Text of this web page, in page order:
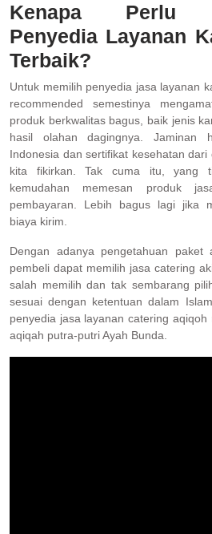
Kenapa Perlu
Penyedia Layanan
Terbaik?
Untuk memilih penyedia jasa layanan
recommended semestinya
produk berkwalitas bagus, baik jenis
hasil olahan dagingnya. Jaminan
Indonesia dan sertifikat kesehatan
kita fikirkan. Tak cuma itu, yang
kemudahan memesan produk
pembayaran. Lebih bagus lagi jika
biaya kirim.
Dengan adanya pengetahuan paket
pembeli dapat memilih jasa catering
salah memilih dan tak sembarang
sesuai dengan ketentuan dalam
penyedia jasa layanan catering
aqiqah putra-putri Ayah Bunda.